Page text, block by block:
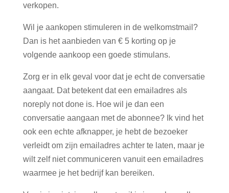
verkopen.
Wil je aankopen stimuleren in de welkomstmail?
Dan is het aanbieden van € 5 korting op je
volgende aankoop een goede stimulans.
Zorg er in elk geval voor dat je echt de conversatie
aangaat. Dat betekent dat een emailadres als
noreply not done is. Hoe wil je dan een
conversatie aangaan met de abonnee? Ik vind het
ook een echte afknapper, je hebt de bezoeker
verleidt om zijn emailadres achter te laten, maar je
wilt zelf niet communiceren vanuit een emailadres
waarmee je het bedrijf kan bereiken.